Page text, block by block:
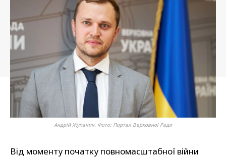
Андрій Жупанин. Фото: Портал Верховної Ради
Від моменту початку повномасштабної війни